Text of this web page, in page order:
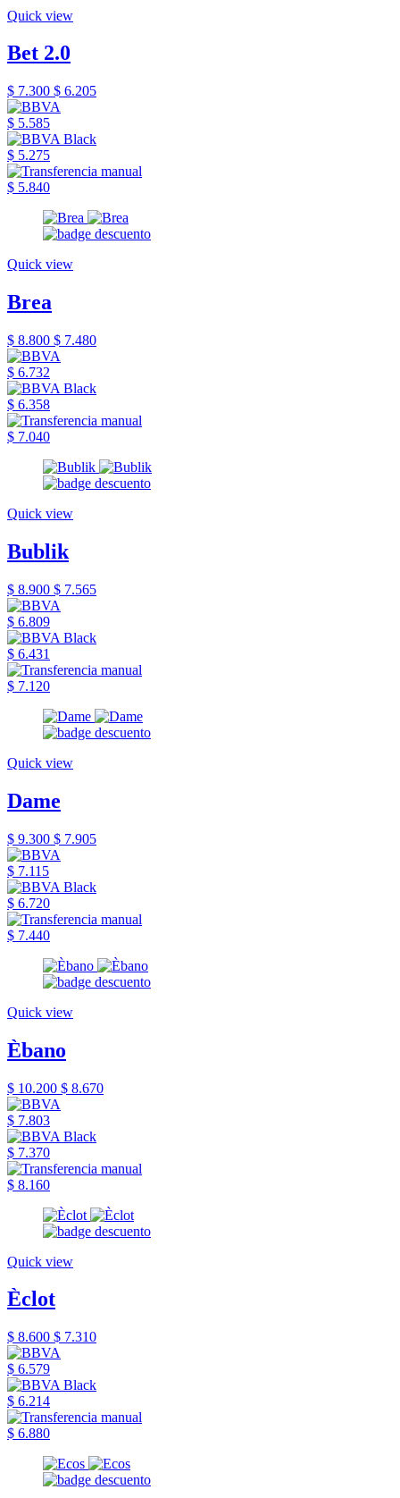
Quick view
Bet 2.0
$ 7.300 $ 6.205
$ 5.585
$ 5.275
$ 5.840
Quick view
Brea
$ 8.800 $ 7.480
$ 6.732
$ 6.358
$ 7.040
Quick view
Bublik
$ 8.900 $ 7.565
$ 6.809
$ 6.431
$ 7.120
Quick view
Dame
$ 9.300 $ 7.905
$ 7.115
$ 6.720
$ 7.440
Quick view
Èbano
$ 10.200 $ 8.670
$ 7.803
$ 7.370
$ 8.160
Quick view
Èclot
$ 8.600 $ 7.310
$ 6.579
$ 6.214
$ 6.880